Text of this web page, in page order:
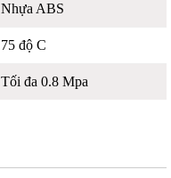
Nhựa ABS
75 độ C
Tối đa 0.8 Mpa